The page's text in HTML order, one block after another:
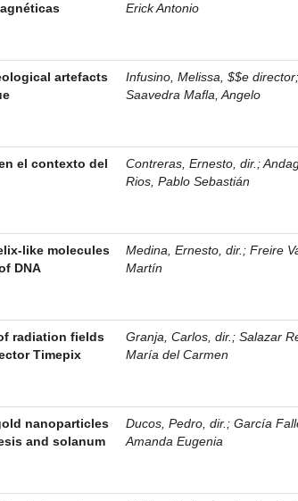
Erick Antonio
artefacts
Infusino, Melissa, $$e director;
Saavedra Mafla, Angelo
el contexto del
Contreras, Ernesto, dir. ;
Rios, Pablo Sebastián
like molecules
DNA
Medina, Ernesto, dir. ;Freire
Martín
radiation fields
Timepix
Granja, Carlos, dir. ;Salazar
María del Carmen
nanoparticles
and solanum
Ducos, Pedro, dir. ;García
Amanda Eugenia